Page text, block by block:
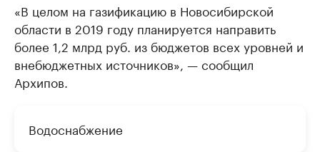
«В целом на газификацию в Новосибирской
области в 2019 году планируется направить
более 1,2 млрд руб. из бюджетов всех уровней и
внебюджетных источников», — сообщил
Архипов.
Водоснабжение